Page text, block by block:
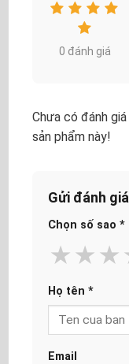
0 đánh giá
Chưa có đánh
sản phẩm này!
Gửi đánh
Chọn số sao *
★
★
★
Họ tên *
Email